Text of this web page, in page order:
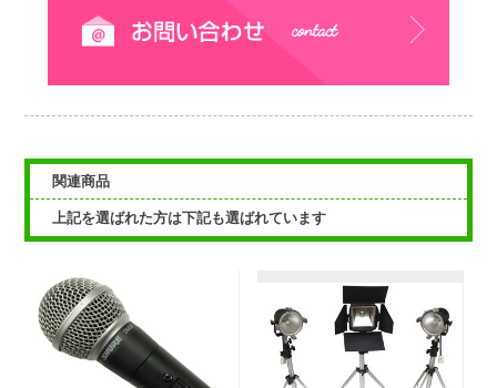
関連商品
上記を選ばれた方は下記も選ばれています